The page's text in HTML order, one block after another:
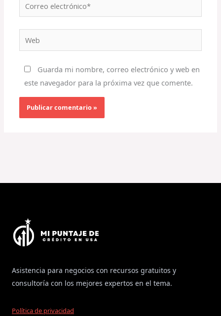
electrónico*
Guarda mi nombre, correo electrónico y web en
este navegador para la próxima vez que comente.
Asistencia para negocios con recursos gratuitos y
consultoría con los mejores expertos en el tema.
Política de privacidad